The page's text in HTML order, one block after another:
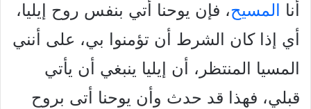
أنا
المسيح، فإن يوحنا أتي بنفس روح إيليا،
أي إذا كان الشرط أن تؤمنوا بي، على أنني
المسيا المنتظر، أن إيليا ينبغي أن يأتي
قبلي، فهذا قد حدث وأن يوحنا أتى بروح